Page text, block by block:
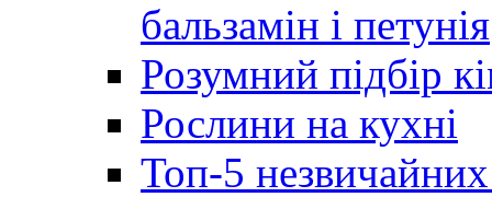
бальзамін і петунія
Розумний підбір
Рослини на кухні
Топ-5